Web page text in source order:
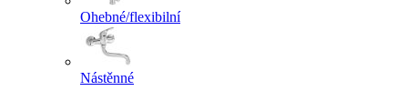
Ohebné/flexibilní
Nástěnné